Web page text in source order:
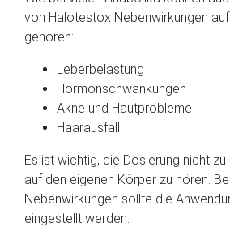
von Halotestox Nebenwirkungen
gehören:
Leberbelastung
Hormonschwankungen
Akne und Hautprobleme
Haarausfall
Es ist wichtig, die Dosierung nicht
auf den eigenen Körper zu hören.
Nebenwirkungen sollte die
eingestellt werden.